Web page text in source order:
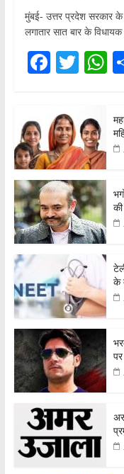
मुंबई- उत्तर प्रदेश सरकार के
लगातार सात बार के
F
c
e
b
o
o
k
T
er s
A
p
के